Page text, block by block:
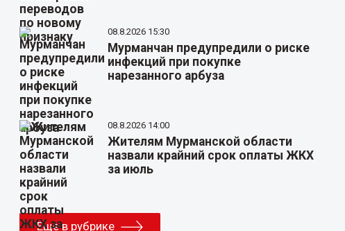
08.8.2026 15:30
Мурманчан предупредили о риске
инфекций при покупке
нарезанного арбуза
08.8.2026 14:00
Жителям Мурманской области
назвали крайний срок оплаты ЖКХ
за июль
Еще в рубрике